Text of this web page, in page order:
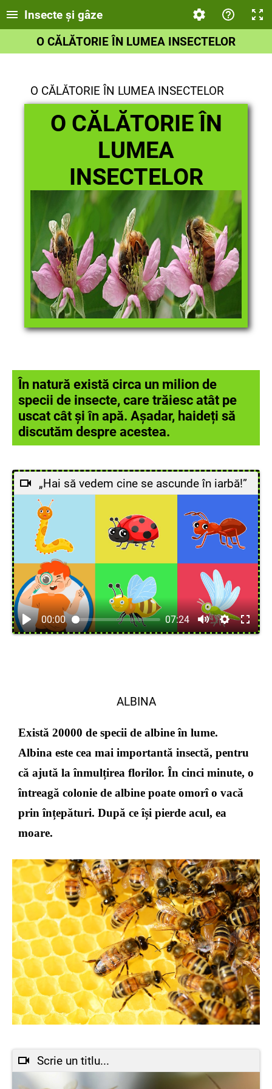
Insecte și gâze
O CĂLĂTORIE ÎN LUMEA INSECTELOR
O CĂLĂTORIE ÎN LUMEA INSECTELOR
O CĂLĂTORIE ÎN
LUMEA
INSECTELOR
În natură există circa un milion de
specii de insecte, care trăiesc atât pe
uscat cât și în apă. Așadar, haideți să
discutăm despre acestea.
„Hai să vedem cine se ascunde în iarbă!”
00:00 07:24
ALBINA
Există 20000 de specii de albine în lume.
Albina este cea mai importantă insectă, pentru
că ajută la înmulțirea florilor. În cinci minute, o
întreagă colonie de albine poate omorî o vacă
prin înțepături. După ce își pierde acul, ea
moare.
Scrie un titlu...